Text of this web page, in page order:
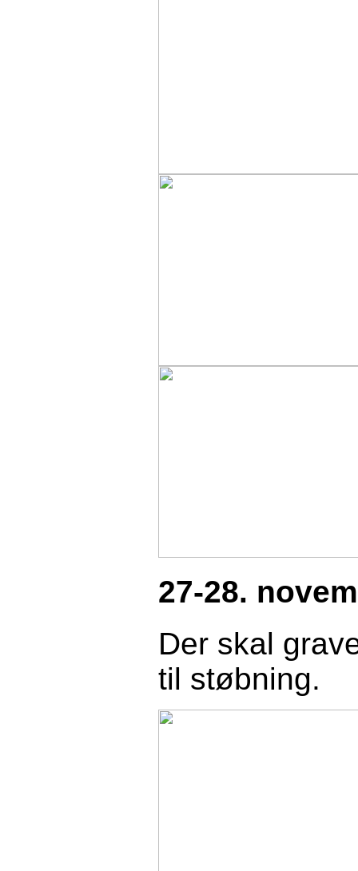
27-28.
Der skal
til støbning.